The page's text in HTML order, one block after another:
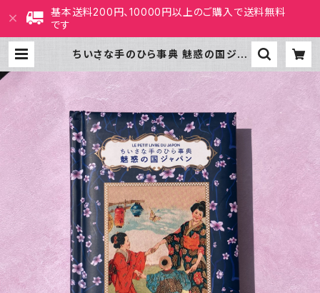
基本送料200円、10000円以上のご購入で送料無料
です
ちいさな手のひら事典 魅惑の国ジャ